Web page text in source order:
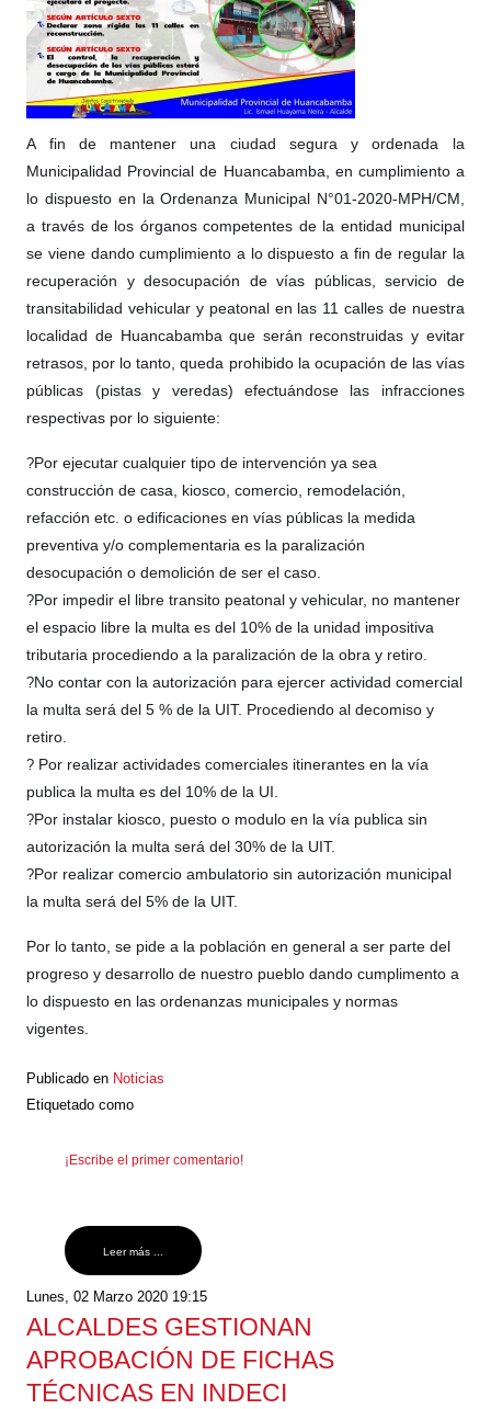
A fin de mantener una ciudad segura y ordenada la
Municipalidad Provincial de Huancabamba, en cumplimiento a
lo dispuesto en la Ordenanza Municipal N°01-2020-MPH/CM,
a través de los órganos competentes de la entidad municipal
se viene dando cumplimiento a lo dispuesto a fin de regular la
recuperación y desocupación de vías públicas, servicio de
transitabilidad vehicular y peatonal en las 11 calles de nuestra
localidad de Huancabamba que serán reconstruidas y evitar
retrasos, por lo tanto, queda prohibido la ocupación de las vías
públicas (pistas y veredas) efectuándose las infracciones
respectivas por lo siguiente:
?Por ejecutar cualquier tipo de intervención ya sea
construcción de casa, kiosco, comercio, remodelación,
refacción etc. o edificaciones en vías públicas la medida
preventiva y/o complementaria es la paralización
desocupación o demolición de ser el caso.
?Por impedir el libre transito peatonal y vehicular, no mantener
el espacio libre la multa es del 10% de la unidad impositiva
tributaria procediendo a la paralización de la obra y retiro.
?No contar con la autorización para ejercer actividad comercial
la multa será del 5 % de la UIT. Procediendo al decomiso y
retiro.
? Por realizar actividades comerciales itinerantes en la vía
publica la multa es del 10% de la UI.
?Por instalar kiosco, puesto o modulo en la vía publica sin
autorización la multa será del 30% de la UIT.
?Por realizar comercio ambulatorio sin autorización municipal
la multa será del 5% de la UIT.
Por lo tanto, se pide a la población en general a ser parte del
progreso y desarrollo de nuestro pueblo dando cumplimento a
lo dispuesto en las ordenanzas municipales y normas
vigentes.
Publicado en Noticias
Etiquetado como
¡Escribe el primer comentario!
Leer más ...
Lunes, 02 Marzo 2020 19:15
ALCALDES GESTIONAN
APROBACIÓN DE FICHAS
TÉCNICAS EN INDECI